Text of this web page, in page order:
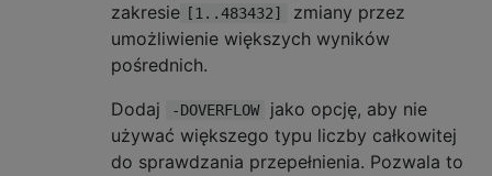
zakresie [1..483432]
zmiany przez
umożliwienie większych wyników
pośrednich.
Dodaj
-DOVERFLOW
jako opcję, aby nie
używać większego typu liczby całkowitej
do sprawdzania przepełnienia. Pozwala to